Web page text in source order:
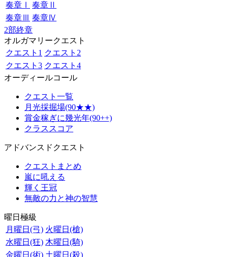
奏章Ⅰ
奏章Ⅱ
奏章Ⅲ 奏章Ⅳ
2部終章
オルガマリークエスト
クエスト1 クエスト2
クエスト3 クエスト4
オーディールコール
クエスト一覧
月光採掘場(90★★)
賞金稼ぎに幾光年(90++)
クラススコア
アドバンスドクエスト
クエストまとめ
嵐に吼える
輝く王冠
無敵の力と神の智慧
曜日極級
月曜日(弓) 火曜日(槍)
水曜日(狂) 木曜日(騎)
金曜日(術) 土曜日(殺)